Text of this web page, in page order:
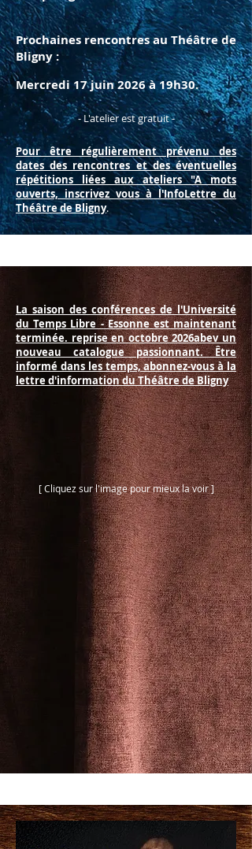
Prochaines rencontres au Théâtre de
Bligny :​
Mercredi 17 juin 2026 à 19h30.
- L'atelier est gratuit -
Pour être régulièrement prévenu des
dates des rencontres et des éventuelles
répétitions liées aux ateliers "A mots
ouverts,inscrivez vousà l'InfoLettre du
Théâtre de Bligny.
La saison des conférences de l'Université
du Temps Libre - Essonne est maintenant
terminée. reprise en octobre 2026abev un
nouveau catalogue passionnant. Être
informé dans les temps, abonnez-vous à la
lettre d'information du Théâtre de Bligny
[ Cliquez sur l'image pour mieux la voir ]